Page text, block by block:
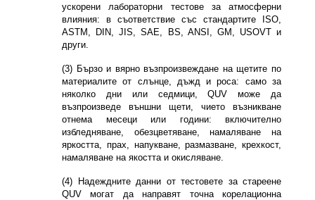
ускорени лабораторни тестове за атмосферни
влияния: в съответствие със стандартите ISO,
ASTM, DIN, JIS, SAE, BS, ANSI, GM, USOVT и
други.
(3) Бързо и вярно възпроизвеждане на щетите по
материалите от слънце, дъжд и роса: само за
няколко дни или седмици, QUV може да
възпроизведе външни щети, чието възникване
отнема месеци или години: включително
избледняване, обезцветяване, намаляване на
яркостта, прах, напукване, размазване, крехкост,
намаляване на якостта и окисляване.
(4) Надеждните данни от тестовете за стареене
QUV могат да направят точна корелационна